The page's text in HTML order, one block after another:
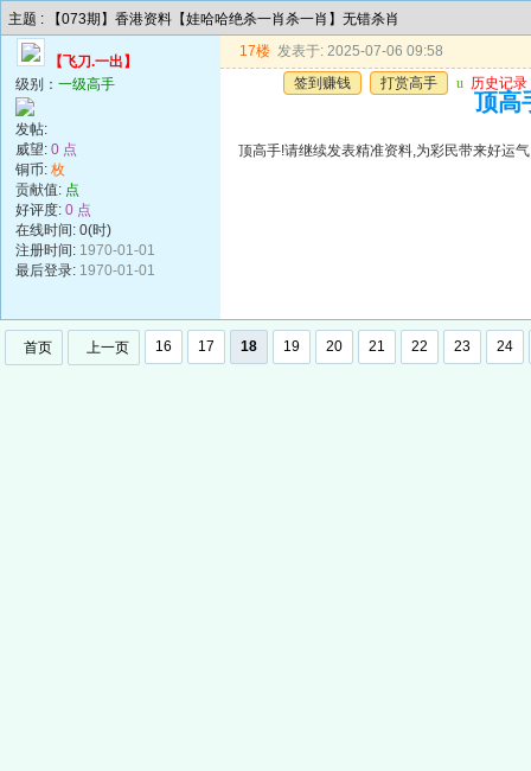
主题 : 【073期】香港资料【娃哈哈绝杀一肖杀一肖】无错杀肖
【飞刀.一出】
级别： 一级高手
发帖:
威望: 0 点
铜币: 枚
贡献值: 点
好评度: 0 点
在线时间: 0(时)
注册时间: 1970-01-01
最后登录: 1970-01-01
17楼 发表于: 2025-07-06 09:58
签到赚钱
打赏高手 u 历史记录
顶高
顶高手!请继续发表精准资料,为彩民带来好运气
首页 上一页 16 17 18 19 20 21 22 23 24